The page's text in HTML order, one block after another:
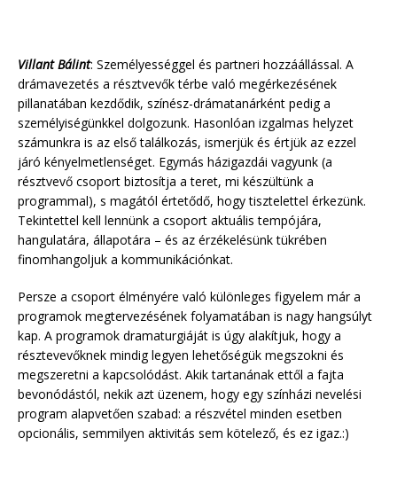
Villant Bálint: Személyességgel és partneri hozzáállással. A
drámavezetés a résztvevők térbe való megérkezésének
pillanatában kezdődik, színész-drámatanárként pedig a
személyiségünkkel dolgozunk. Hasonlóan izgalmas helyzet
számunkra is az első találkozás, ismerjük és értjük az ezzel
járó kényelmetlenséget. Egymás házigazdái vagyunk (a
résztvevő csoport biztosítja a teret, mi készültünk a
programmal), s magától értetődő, hogy tisztelettel érkezünk.
Tekintettel kell lennünk a csoport aktuális tempójára,
hangulatára, állapotára – és az érzékelésünk tükrében
finomhangoljuk a kommunikációnkat.
Persze a csoport élményére való különleges figyelem már a
programok megtervezésének folyamatában is nagy hangsúlyt
kap. A programok dramaturgiáját is úgy alakítjuk, hogy a
résztevevőknek mindig legyen lehetőségük megszokni és
megszeretni a kapcsolódást. Akik tartanának ettől a fajta
bevonódástól, nekik azt üzenem, hogy egy színházi nevelési
program alapvetően szabad: a részvétel minden esetben
opcionális, semmilyen aktivitás sem kötelező, és ez igaz.:)